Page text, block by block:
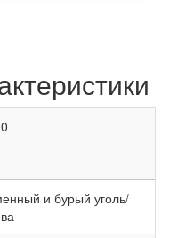
и бурый уголь/